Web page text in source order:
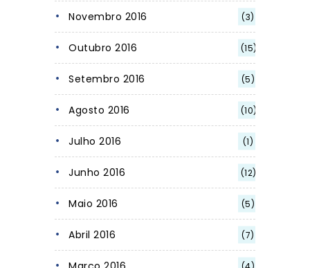
Novembro 2016 (3)
Outubro 2016 (15)
Setembro 2016 (5)
Agosto 2016 (10)
Julho 2016 (1)
Junho 2016 (12)
Maio 2016 (5)
Abril 2016 (7)